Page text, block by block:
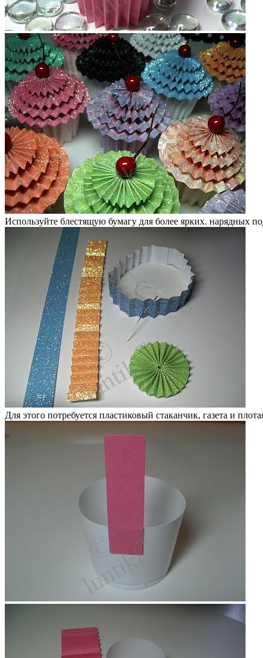
Используйте блестящую бумагу для более ярких. нарядных
Для этого потребуется пластиковый стаканчик, газета и